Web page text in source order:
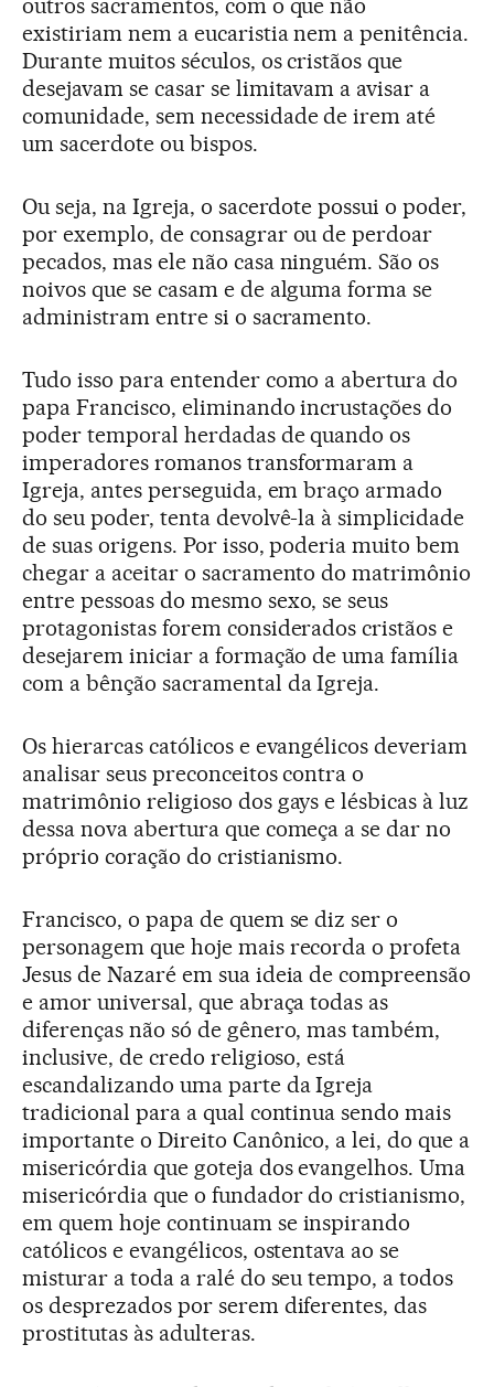
outros sacramentos, com o que não
existiriam nem a eucaristia nem a penitência.
Durante muitos séculos, os cristãos que
desejavam se casar se limitavam a avisar a
comunidade, sem necessidade de irem até
um sacerdote ou bispos.
Ou seja, na Igreja, o sacerdote possui o poder,
por exemplo, de consagrar ou de perdoar
pecados, mas ele não casa ninguém. São os
noivos que se casam e de alguma forma se
administram entre si o sacramento.
Tudo isso para entender como a abertura do
papa Francisco, eliminando incrustações do
poder temporal herdadas de quando os
imperadores romanos transformaram a
Igreja, antes perseguida, em braço armado
do seu poder, tenta devolvê-la à simplicidade
de suas origens. Por isso, poderia muito bem
chegar a aceitar o sacramento do matrimônio
entre pessoas do mesmo sexo, se seus
protagonistas forem considerados cristãos e
desejarem iniciar a formação de uma família
com a bênção sacramental da Igreja.
Os hierarcas católicos e evangélicos deveriam
analisar seus preconceitos contra o
matrimônio religioso dos gays e lésbicas à luz
dessa nova abertura que começa a se dar no
próprio coração do cristianismo.
Francisco, o papa de quem se diz ser o
personagem que hoje mais recorda o profeta
Jesus de Nazaré em sua ideia de compreensão
e amor universal, que abraça todas as
diferenças não só de gênero, mas também,
inclusive, de credo religioso, está
escandalizando uma parte da Igreja
tradicional para a qual continua sendo mais
importante o Direito Canônico, a lei, do que a
misericórdia que goteja dos evangelhos. Uma
misericórdia que o fundador do cristianismo,
em quem hoje continuam se inspirando
católicos e evangélicos, ostentava ao se
misturar a toda a ralé do seu tempo, a todos
os desprezados por serem diferentes, das
prostitutas às adulteras.